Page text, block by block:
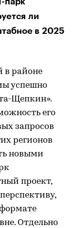
ли
в 2025
в районе
успешно
Щепкин».
его
запросов
регионов
новыми
проект,
Отдельно